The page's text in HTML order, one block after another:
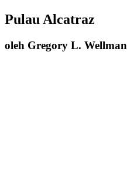
Pulau Alcatraz
oleh Gregory L. Wellman